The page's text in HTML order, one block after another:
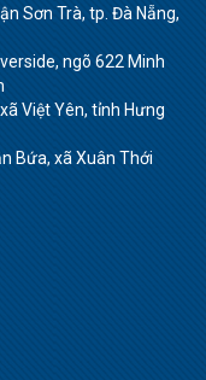
Sơn Trà, tp. Đà Nẵng,
ngõ 622 Minh
Việt Yên, tỉnh Hưng
Bứa, xã Xuân Thới